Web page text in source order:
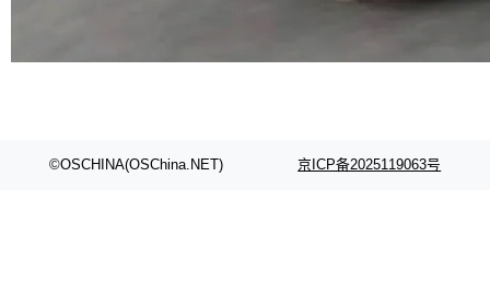
©OSCHINA(OSChina.NET) 京ICP备2025119063号